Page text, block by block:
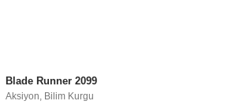
Blade Runner 2099
Aksiyon Bilim Kurgu